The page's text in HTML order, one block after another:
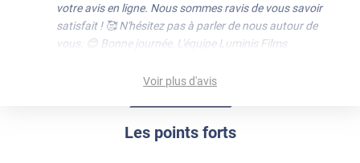
Les points forts
votre avis en ligne. Nous sommes ravis de vous savoir
satisfait ! 🥰 N'hésitez pas à parler de nous autour de
vous. 😊 Bonne journée, L'équipe Luminis Films
Il y a 22 jours
Commentaire Luminis Films -17/07/2026
Bonjour, merci pour avoir pris le temps de partager
Voir plus d'avis